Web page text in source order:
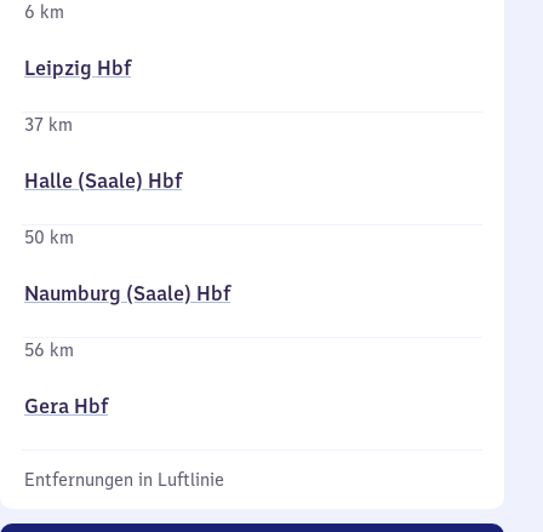
6 km
Leipzig Hbf
37 km
Halle (Saale) Hbf
50 km
Naumburg (Saale) Hbf
56 km
Gera Hbf
Entfernungen in Luftlinie